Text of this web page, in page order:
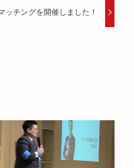
ッチングを開催しました！